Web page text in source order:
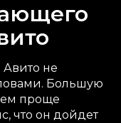
не
Большую
проще
что он дойдет